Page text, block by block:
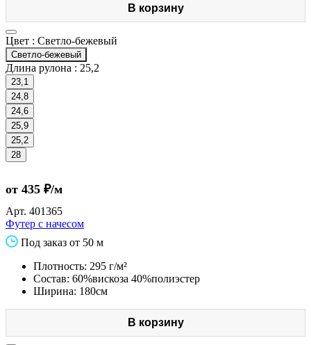
В корзину
Цвет : Светло-бежевый
Светло-бежевый
Длина рулона : 25,2
23,1
24,8
24,6
25,9
25,2
28
от 435 ₽/м
Арт. 401365
Футер с начесом
Под заказ от 50 м
Плотность: 295 г/м²
Состав: 60%вискоза 40%полиэстер
Ширина: 180см
В корзину